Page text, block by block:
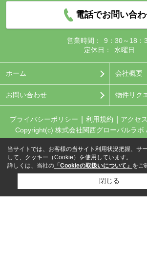
電話でお問い合
営業時間：
9：30～18：
定休日：
水曜日
ホーム 会社概要
お問い合わせ 物件リク
プライバシーポリシー 利用規約 アクセ
Copyright(c) 株式会社関西グローバルラボ
当サイトでは、お客様の当サイト利用状況把握、サ
して、クッキー（Cookie）を使用しています。
詳しくは、当社の 「Cookieの取扱いについて」 をご
閉じる